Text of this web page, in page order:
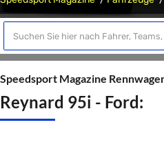
Speedsport Magazine
Reynard 95i - Ford: